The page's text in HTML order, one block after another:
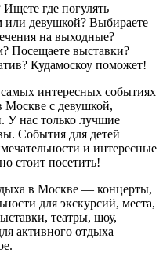
где погулять
или девушкой? Выбираете
на выходные?
Посещаете выставки?
Кудамоскоу поможет!
интересных событиях
с девушкой,
У нас только лучшие
События для детей
и интересные
стоит посетить!
в Москве — концерты,
для экскурсий, места,
театры, шоу,
активного отдыха